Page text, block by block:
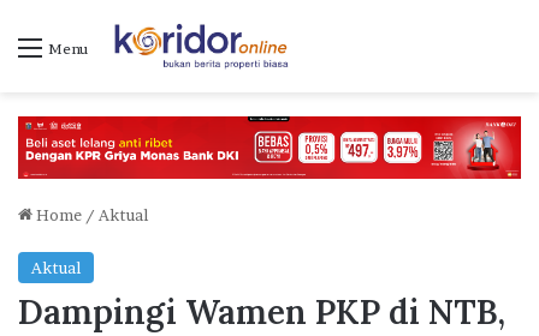
Menu
Home / Aktual
Aktual
Dampingi Wamen PKP di NTB,